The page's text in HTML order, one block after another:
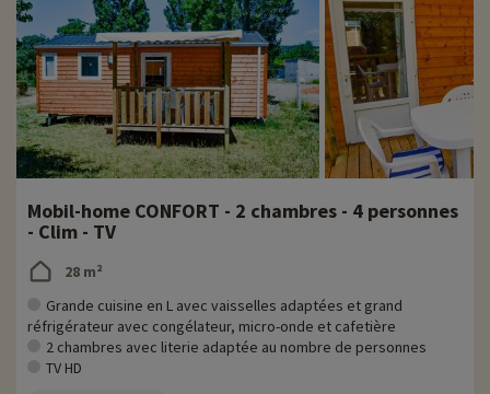
Mobil-home CONFORT - 2 chambres - 4 personnes
- Clim - TV
28 m²
Grande cuisine en L avec vaisselles adaptées et grand
réfrigérateur avec congélateur, micro-onde et cafetière
2 chambres avec literie adaptée au nombre de personnes
TV HD